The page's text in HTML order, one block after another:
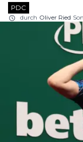
PDC
durch Oliver Ried